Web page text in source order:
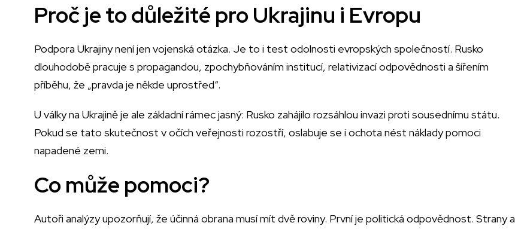
Proč je to důležité pro Ukrajinu i Evropu
Podpora Ukrajiny není jen vojenská otázka. Je to i test odolnosti evropských společností. Rusko
dlouhodobě pracuje s propagandou, zpochybňováním institucí, relativizací odpovědnosti a šířením
příběhu, že „pravda je někde uprostřed“.
U války na Ukrajině je ale základní rámec jasný: Rusko zahájilo rozsáhlou invazi proti sousednímu státu.
Pokud se tato skutečnost v očích veřejnosti rozostří, oslabuje se i ochota nést náklady pomoci
napadené zemi.
Co může pomoci?
Autoři analýzy upozorňují, že účinná obrana musí mít dvě roviny. První je politická odpovědnost. Strany a